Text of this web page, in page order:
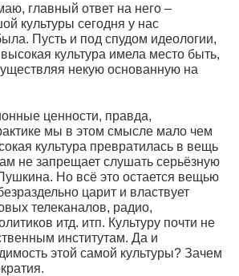
главный ответ на него –
культуры сегодня у нас
Пусть и под спудом идеологии,
культура имела место быть,
некую основанную на
ценности, правда,
мы в этом смысле мало чем
культура превратилась в вещь
не запрещает слушать серьёзную
Но всё это остается вещью
царит и властвует
телеканалов, радио,
итд. итп. Культуру почти не
институтам. Да и
этой самой культуры? Зачем